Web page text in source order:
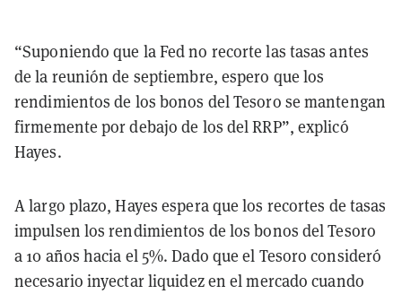
“Suponiendo que la Fed no recorte las tasas antes
de la reunión de septiembre, espero que los
rendimientos de los bonos del Tesoro se mantengan
firmemente por debajo de los del RRP”, explicó
Hayes.
A largo plazo, Hayes espera que los recortes de tasas
impulsen los rendimientos de los bonos del Tesoro
a 10 años hacia el 5%. Dado que el Tesoro consideró
necesario inyectar liquidez en el mercado cuando